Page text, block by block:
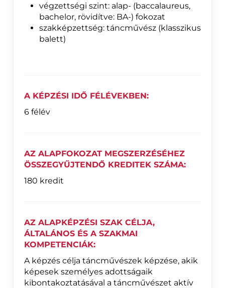
végzettségi szint: alap- (baccalaureus,
bachelor, rövidítve: BA-) fokozat
szakképzettség: táncművész (klasszikus
balett)
A KÉPZÉSI IDŐ FÉLÉVEKBEN:
6 félév
AZ ALAPFOKOZAT MEGSZERZÉSÉHEZ
ÖSSZEGYŰJTENDŐ KREDITEK SZÁMA:
180 kredit
AZ ALAPKÉPZÉSI SZAK CÉLJA,
ÁLTALÁNOS ÉS A SZAKMAI
KOMPETENCIÁK:
A képzés célja táncművészek képzése, akik
képesek személyes adottságaik
kibontakoztatásával a táncművészet aktív